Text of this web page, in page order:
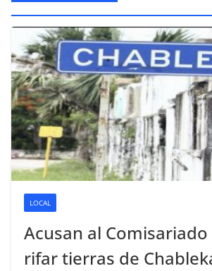
LOCAL
Acusan al
rifar tierras de